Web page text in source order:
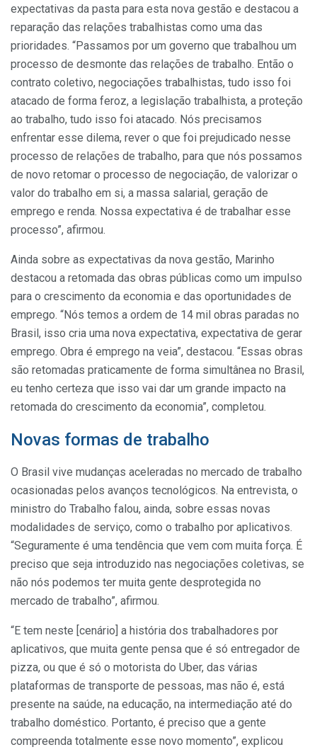
expectativas da pasta para esta nova gestão e destacou a
reparação das relações trabalhistas como uma das
prioridades. “Passamos por um governo que trabalhou um
processo de desmonte das relações de trabalho. Então o
contrato coletivo, negociações trabalhistas, tudo isso foi
atacado de forma feroz, a legislação trabalhista, a proteção
ao trabalho, tudo isso foi atacado. Nós precisamos
enfrentar esse dilema, rever o que foi prejudicado nesse
processo de relações de trabalho, para que nós possamos
de novo retomar o processo de negociação, de valorizar o
valor do trabalho em si, a massa salarial, geração de
emprego e renda. Nossa expectativa é de trabalhar esse
processo”, afirmou.
Ainda sobre as expectativas da nova gestão, Marinho
destacou a retomada das obras públicas como um impulso
para o crescimento da economia e das oportunidades de
emprego. “Nós temos a ordem de 14 mil obras paradas no
Brasil, isso cria uma nova expectativa, expectativa de gerar
emprego. Obra é emprego na veia”, destacou. “Essas obras
são retomadas praticamente de forma simultânea no Brasil,
eu tenho certeza que isso vai dar um grande impacto na
retomada do crescimento da economia”, completou.
Novas formas de trabalho
O Brasil vive mudanças aceleradas no mercado de trabalho
ocasionadas pelos avanços tecnológicos. Na entrevista, o
ministro do Trabalho falou, ainda, sobre essas novas
modalidades de serviço, como o trabalho por aplicativos.
“Seguramente é uma tendência que vem com muita força. É
preciso que seja introduzido nas negociações coletivas, se
não nós podemos ter muita gente desprotegida no
mercado de trabalho”, afirmou.
“E tem neste [cenário] a história dos trabalhadores por
aplicativos, que muita gente pensa que é só entregador de
pizza, ou que é só o motorista do Uber, das várias
plataformas de transporte de pessoas, mas não é, está
presente na saúde, na educação, na intermediação até do
trabalho doméstico. Portanto, é preciso que a gente
compreenda totalmente esse novo momento”, explicou